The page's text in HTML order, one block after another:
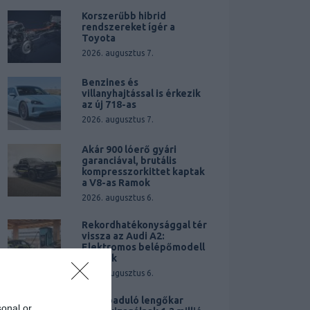
Korszerűbb hibrid
rendszereket ígér a
Toyota
2026. augusztus 7.
Benzines és
villanyhajtással is érkezik
az új 718-as
2026. augusztus 7.
Akár 900 lóerő gyári
garanciával, brutális
kompresszorkittet kaptak
a V8-as Ramok
2026. augusztus 6.
Rekordhatékonysággal tér
vissza az Audi A2:
Elektromos belépőmodell
érkezik
2026. augusztus 6.
Elszabaduló lengőkar